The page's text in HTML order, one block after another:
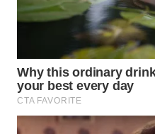
SAMOSIR
PADANG
LAWAS
SUMEDANG